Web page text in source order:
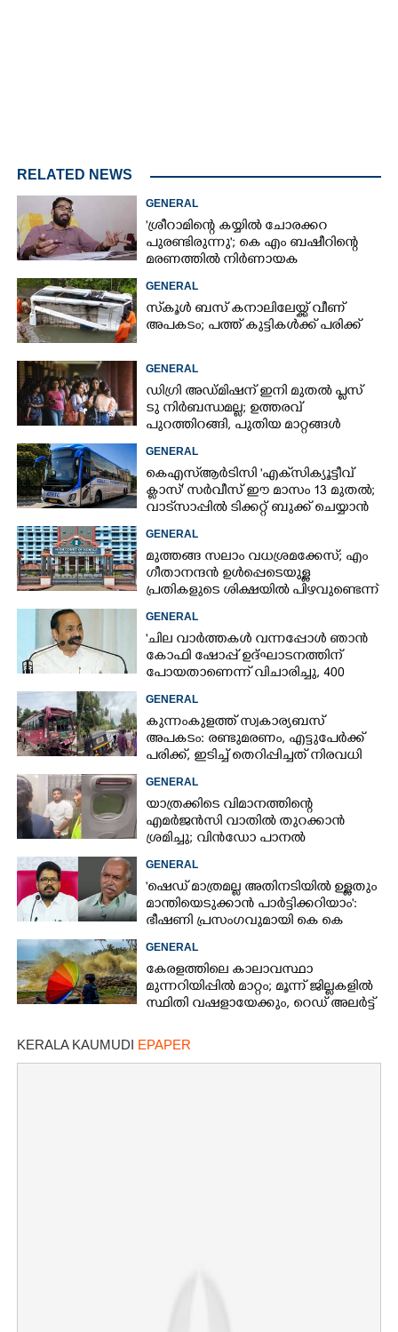
RELATED NEWS
GENERAL
'ശ്രീറാമിന്റെ കയ്യിൽ ചോരക്കറ
പുരണ്ടിരുന്നു'; കെ എം ബഷീറിന്റെ
മരണത്തിൽ നിർണായക
GENERAL
സ്‌കൂൾ ബസ് കനാലിലേയ്ക്ക് വീണ്
അപകടം; പത്ത് കുട്ടികൾക്ക് പരിക്ക്
GENERAL
ഡിഗ്രി അഡ്മിഷന് ഇനി മുതൽ പ്ലസ്
ടു നിർബന്ധമല്ല; ഉത്തരവ്
പുറത്തിറങ്ങി, പുതിയ മാറ്റങ്ങൾ
GENERAL
കെഎസ്‌ആർടിസി 'എക്‌സിക്യൂട്ടീവ്
ക്ളാസ്' സർവീസ് ഈ മാസം 13 മുതൽ;
വാട്‌സാപ്പിൽ ടിക്കറ്റ് ബുക്ക് ചെയ്യാൻ
GENERAL
മുത്തങ്ങ സലാം വധശ്രമക്കേസ്; എം
ഗീതാനന്ദൻ ഉൾപ്പെടെയുള്ള
പ്രതികളുടെ ശിക്ഷയിൽ പിഴവുണ്ടെന്ന്
GENERAL
'ചില വാർത്തകൾ വന്നപ്പോൾ ഞാൻ
കോഫി ഷോപ്പ് ഉദ്ഘാടനത്തിന്
പോയതാണെന്ന് വിചാരിച്ചു, 400
GENERAL
കുന്നംകുളത്ത് സ്വകാര്യബസ്
അപകടം: രണ്ടുമരണം, എട്ടുപേർക്ക്
പരിക്ക്, ഇടിച്ച് തെറിപ്പിച്ചത് നിരവധി
GENERAL
യാത്രക്കിടെ വിമാനത്തിന്റെ
എമർജൻസി വാതിൽ തുറക്കാൻ
ശ്രമിച്ചു; വിൻഡോ പാനൽ
നെടുമ്പാശേരിയിൽ മലയാളി
അറസ്റ്റിൽ
GENERAL
'ഷെഡ് മാത്രമല്ല അതിനടിയിൽ ഉള്ളതും
മാന്തിയെടുക്കാൻ പാർട്ടിക്കറിയാം':
ഭീഷണി പ്രസംഗവുമായി കെ കെ
GENERAL
കേരളത്തിലെ കാലാവസ്ഥാ
മുന്നറിയിപ്പിൽ മാറ്റം; മൂന്ന് ജില്ലകളിൽ
സ്ഥിതി വഷളായേക്കും, റെഡ് അലർട്ട്
KERALA KAUMUDI EPAPER